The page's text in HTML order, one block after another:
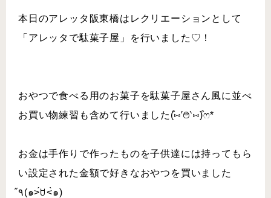
本日のアレッタ阪東橋はレクリエーションとして
「アレッタで駄菓子屋」を行いました♡！
おやつで食べる用のお菓子を駄菓子屋さん風に並べ
お買い物練習も含めて行いました(͒⑅′࿉‵⑅)͒ෆ*
お金は手作りで作ったものを子供達には持ってもら
い設定された金額で好きなおやつを買いました
٩̋(๑˃́ꇴ˂̀๑)